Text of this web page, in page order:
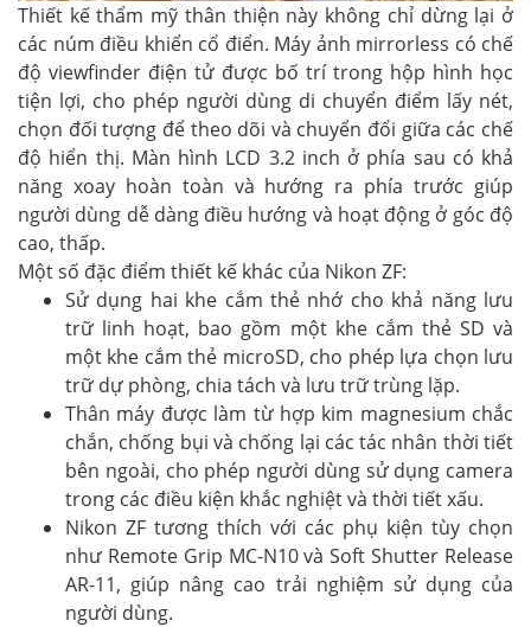
Thiết kế thẩm mỹ thân thiện này không chỉ dừng lại ở
các núm điều khiển cổ điển. Máy ảnh mirrorless có chế
độ viewfinder điện tử được bố trí trong hộp hình học
tiện lợi, cho phép người dùng di chuyển điểm lấy nét,
chọn đối tượng để theo dõi và chuyển đổi giữa các chế
độ hiển thị. Màn hình LCD 3.2 inch ở phía sau có khả
năng xoay hoàn toàn và hướng ra phía trước giúp
người dùng dễ dàng điều hướng và hoạt động ở góc độ
cao, thấp.
Một số đặc điểm thiết kế khác của Nikon ZF:
Sử dụng hai khe cắm thẻ nhớ cho khả năng lưu
trữ linh hoạt, bao gồm một khe cắm thẻ SD và
một khe cắm thẻ microSD, cho phép lựa chọn lưu
trữ dự phòng, chia tách và lưu trữ trùng lặp.
Thân máy được làm từ hợp kim magnesium chắc
chắn, chống bụi và chống lại các tác nhân thời tiết
bên ngoài, cho phép người dùng sử dụng camera
trong các điều kiện khắc nghiệt và thời tiết xấu.
Nikon ZF tương thích với các phụ kiện tùy chọn
như Remote Grip MC-N10 và Soft Shutter Release
AR-11, giúp nâng cao trải nghiệm sử dụng của
người dùng.